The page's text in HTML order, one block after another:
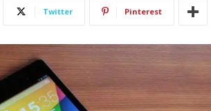
Twitter Pinterest